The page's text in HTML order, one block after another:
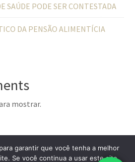
SAÚDE PODE SER CONTESTADA
DA PENSÃO ALIMENTÍCIA
mostrar.
garantir que você tenha a melhor
Se você continua a usar este site,